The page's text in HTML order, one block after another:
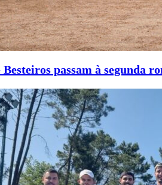
Besteiros passam à segunda